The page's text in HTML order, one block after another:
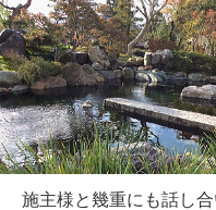
施主様と幾重にも話し